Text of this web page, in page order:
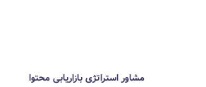
مشاور استراتژی بازاریابی محتوا